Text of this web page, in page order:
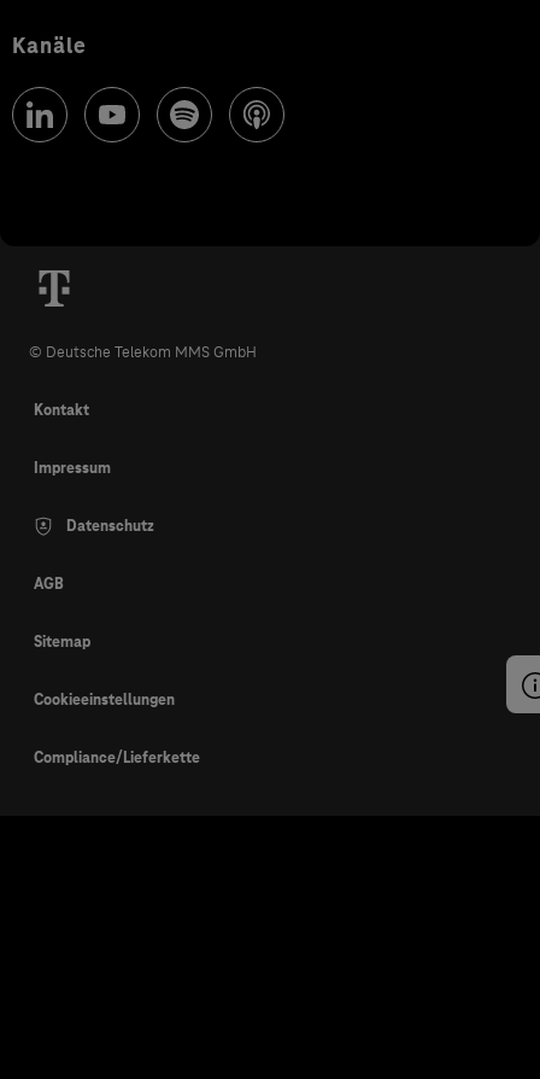
Kanäle
© Deutsche Telekom MMS GmbH
Kontakt
Impressum
Datenschutz
AGB
Sitemap
Cookieeinstellungen
Compliance/Lieferkette